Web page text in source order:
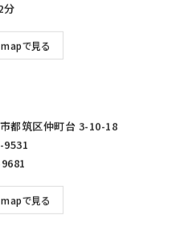
分
で見る
都筑区仲町台 3-10-18
9531
で見る